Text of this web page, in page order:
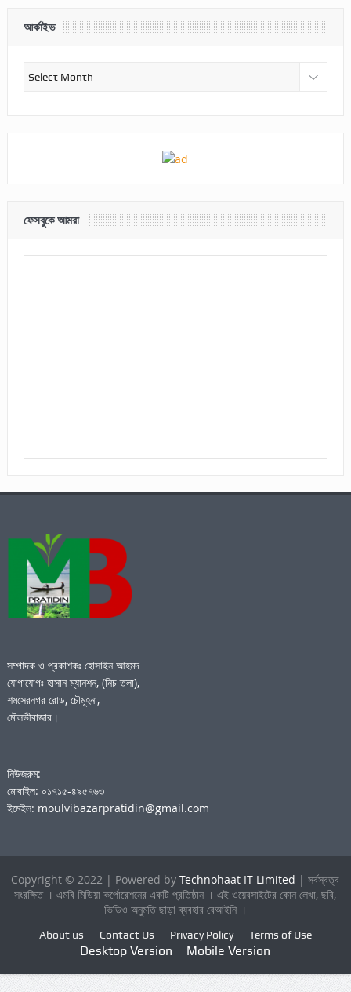
আর্কাইভ
আর্কাইভ
ফেসবুকে আমরা
সম্পাদক ও প্রকাশকঃ হোসাইন আহমদ
যোগাযোগঃ হাসান ম্যানশন, (নিচ তলা),
শমসেরনগর রোড, চৌমূহনা,
মৌলভীবাজার।
নিউজরুম:
মোবাইল: ০১৭১৫-৪৯৫৭৬৩
ইমেইল: moulvibazarpratidin@gmail.com
Copyright © 2022 | Powered byTechnohaat IT Limited | সর্বস্বত্ব
সংরক্ষিত । এমবি মিডিয়া কর্পোরেশনের একটি প্রতিষ্ঠান । এই ওয়েবসাইটের কোন লেখা, ছবি,
ভিডিও অনুমতি ছাড়া ব্যবহার বেআইনি ।
About us Contact Us Privacy Policy Terms of Use
Desktop Version Mobile Version